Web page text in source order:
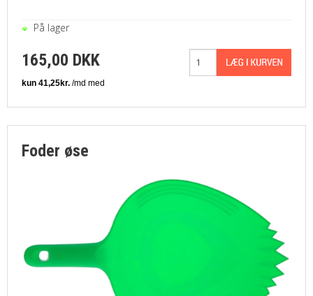
På lager
165,00 DKK
Foder øse